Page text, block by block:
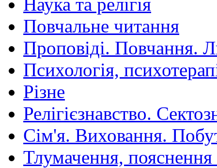
Повчальне читання
Проповіді. Повчання.
Психологія,
Різне
Релігієзнавство.
Сім'я. Виховання.
Тлумачення,